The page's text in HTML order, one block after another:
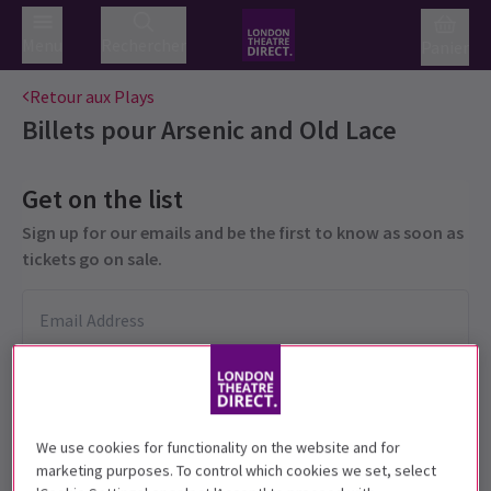
Retour aux Plays
Billets pourArsenic and Old Lace
Get on the list
Sign up for our emails and be the first to know as soon as
tickets go on sale.
We use cookies for functionality on the website and for
marketing purposes. To control which cookies we set, select